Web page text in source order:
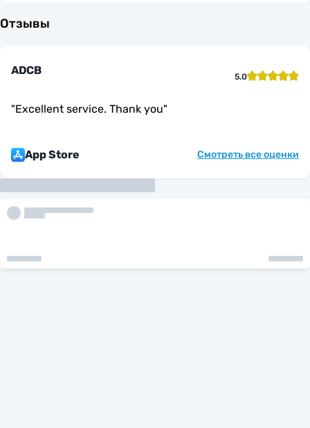
Отзывы
ADCB 5.0
"Excellent service. Thank you"
App Store Смотреть все оценки